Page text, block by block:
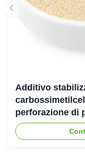
Additivo
perforazione di
industriale